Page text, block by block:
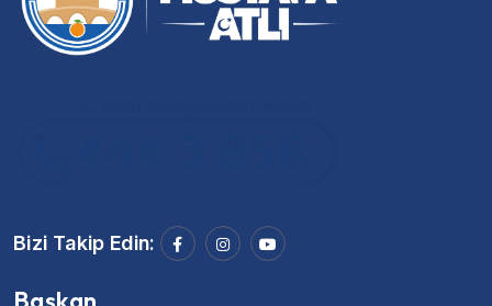
Bizi Takip Edin: